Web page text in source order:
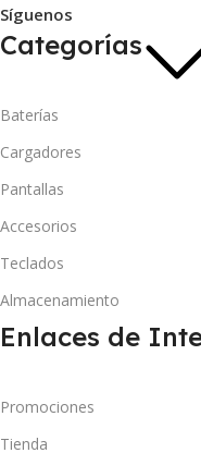
Síguenos
Categorías
Baterías
Cargadores
Pantallas
Accesorios
Teclados
Almacenamiento
Enlaces de
Promociones
Tienda